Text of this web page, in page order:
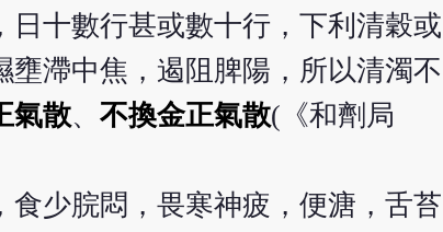
十數行甚或數十行，下利清穀或
滯中焦，遏阻脾陽，所以清濁不
氣散、 不換金正氣散(《和劑局
少脘悶，畏寒神疲，便溏，舌苔